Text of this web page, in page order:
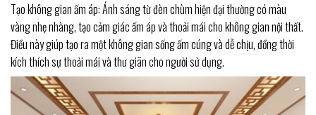
Tạo không gian ấm áp: Ánh sáng từ đèn chùm hiện đại thường có màu
vàng nhẹ nhàng, tạo cảm giác ấm áp và thoải mái cho không gian nội thất.
Điều này giúp tạo ra một không gian sống ấm cúng và dễ chịu, đồng thời
kích thích sự thoải mái và thư giãn cho người sử dụng.